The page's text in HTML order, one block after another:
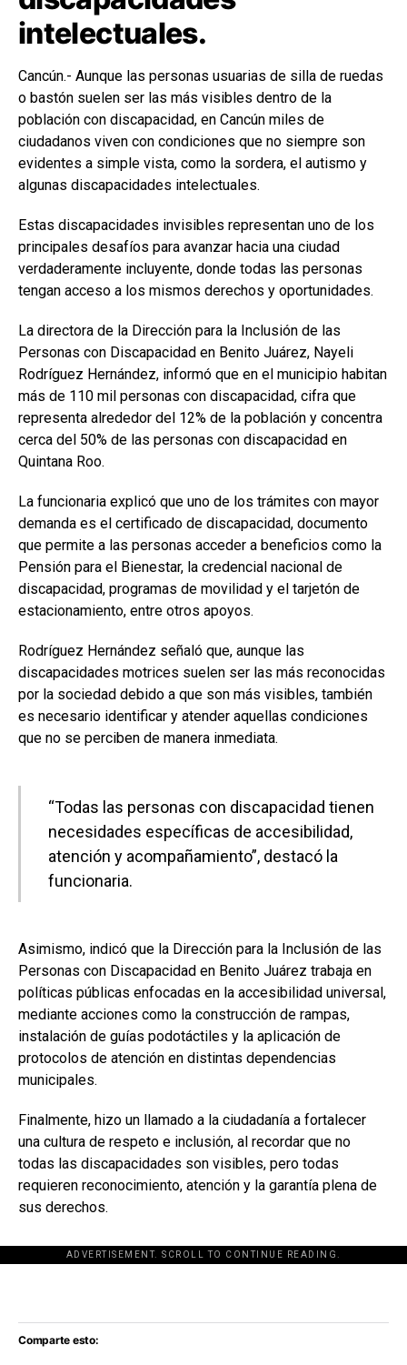
intelectuales.
Cancún.- Aunque las personas usuarias de silla de ruedas
o bastón suelen ser las más visibles dentro de la
población con discapacidad, en Cancún miles de
ciudadanos viven con condiciones que no siempre son
evidentes a simple vista, como la sordera, el autismo y
algunas discapacidades intelectuales.
Estas discapacidades invisibles representan uno de los
principales desafíos para avanzar hacia una ciudad
verdaderamente incluyente, donde todas las personas
tengan acceso a los mismos derechos y oportunidades.
La directora de la Dirección para la Inclusión de las
Personas con Discapacidad en Benito Juárez, Nayeli
Rodríguez Hernández, informó que en el municipio habitan
más de 110 mil personas con discapacidad, cifra que
representa alrededor del 12% de la población y concentra
cerca del 50% de las personas con discapacidad en
Quintana Roo.
La funcionaria explicó que uno de los trámites con mayor
demanda es el certificado de discapacidad, documento
que permite a las personas acceder a beneficios como la
Pensión para el Bienestar, la credencial nacional de
discapacidad, programas de movilidad y el tarjetón de
estacionamiento, entre otros apoyos.
Rodríguez Hernández señaló que, aunque las
discapacidades motrices suelen ser las más reconocidas
por la sociedad debido a que son más visibles, también
es necesario identificar y atender aquellas condiciones
que no se perciben de manera inmediata.
“Todas las personas con discapacidad tienen
necesidades específicas de accesibilidad,
atención y acompañamiento”, destacó la
funcionaria.
Asimismo, indicó que la Dirección para la Inclusión de las
Personas con Discapacidad en Benito Juárez trabaja en
políticas públicas enfocadas en la accesibilidad universal,
mediante acciones como la construcción de rampas,
instalación de guías podotáctiles y la aplicación de
protocolos de atención en distintas dependencias
municipales.
Finalmente, hizo un llamado a la ciudadanía a fortalecer
una cultura de respeto e inclusión, al recordar que no
todas las discapacidades son visibles, pero todas
requieren reconocimiento, atención y la garantía plena de
sus derechos.
ADVERTISEMENT. SCROLL TO CONTINUE READING.
[adsforwp id="243463"]
Comparte esto: